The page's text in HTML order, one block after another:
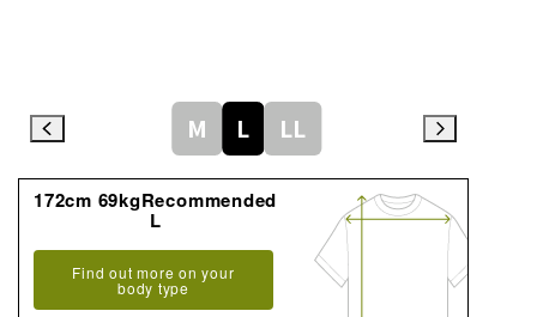
M L LL
172cm 69kgRecommended
L
Find out more on your
body type